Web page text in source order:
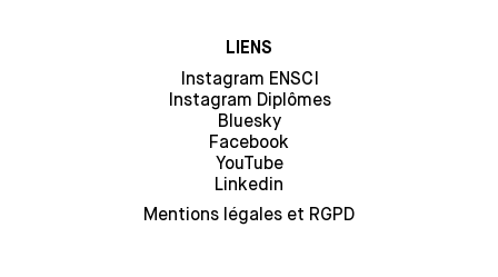
LIENS
Instagram ENSCI
Instagram Diplômes
Bluesky
Facebook
YouTube
Linkedin
Mentions légales et RGPD